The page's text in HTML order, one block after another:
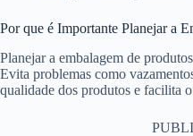
Por que é Importante Planejar a
Planejar a embalagem de
Evita problemas como
qualidade dos produtos e facilita o